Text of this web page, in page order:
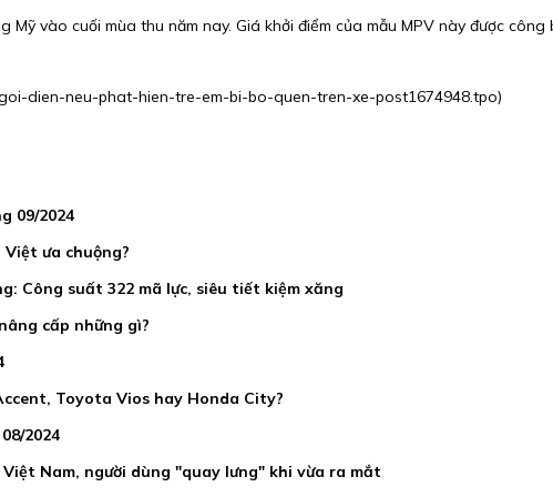
vào cuối mùa thu năm nay. Giá khởi điểm của mẫu MPV này được công
dien-neu-phat-hien-tre-em-bi-bo-quen-tren-xe-post1674948.tpo)
09/2024
Việt ưa chuộng?
Công suất 322 mã lực, siêu tiết kiệm xăng
cấp những gì?
Toyota Vios hay Honda City?
2024
Nam, người dùng "quay lưng" khi vừa ra mắt